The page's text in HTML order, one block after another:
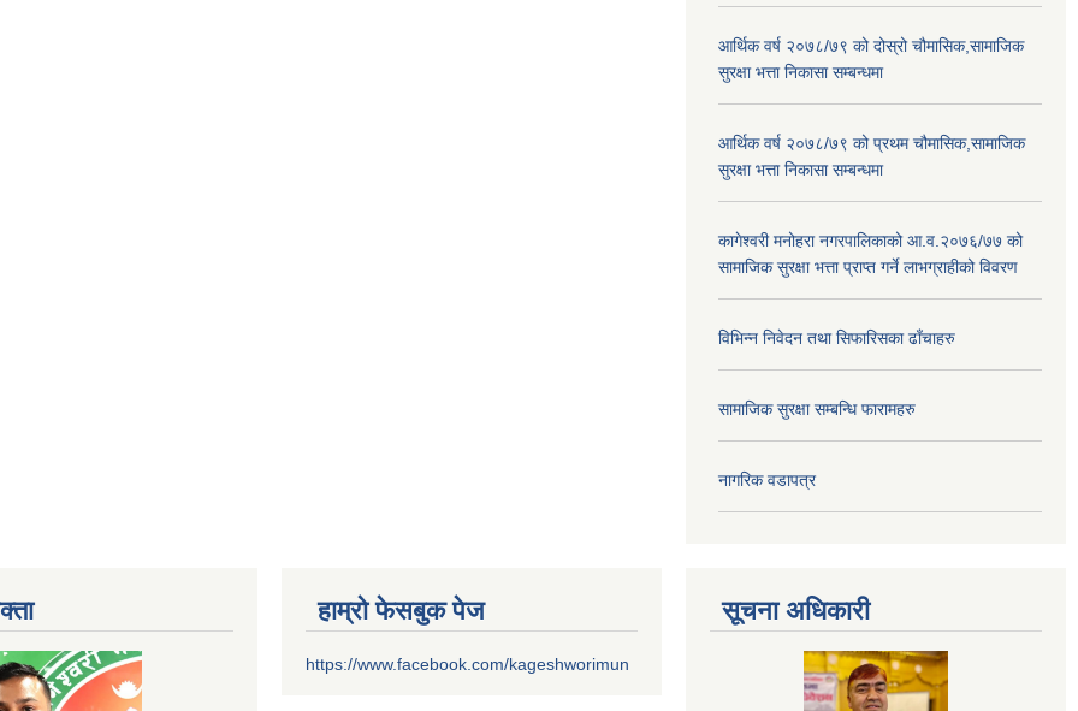
आर्थिक वर्ष २०७८/७९ को दोस्रो चौमासिक,सामाजिक
सुरक्षा भत्ता निकासा सम्बन्धमा
आर्थिक वर्ष २०७८/७९ को प्रथम चौमासिक,सामाजिक
सुरक्षा भत्ता निकासा सम्बन्धमा
कागेश्वरी मनोहरा नगरपालिकाको आ.व.२०७६/७७ को
सामाजिक सुरक्षा भत्ता प्राप्त गर्ने लाभग्राहीको विवरण
विभिन्न निवेदन तथा सिफारिसका ढाँचाहरु
सामाजिक सुरक्षा सम्बन्धि फारामहरु
नागरिक वडापत्र
हाम्रो फेसबुक पेज
https://www.facebook.com/kageshworimun
सूचना अधिकारी